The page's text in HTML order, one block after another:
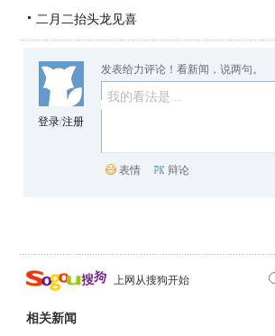
二月二抬头龙见喜
登录/注册
发表给力评论！看新闻，说两句。
表情 辩论
上网从搜狗开始
相关新闻